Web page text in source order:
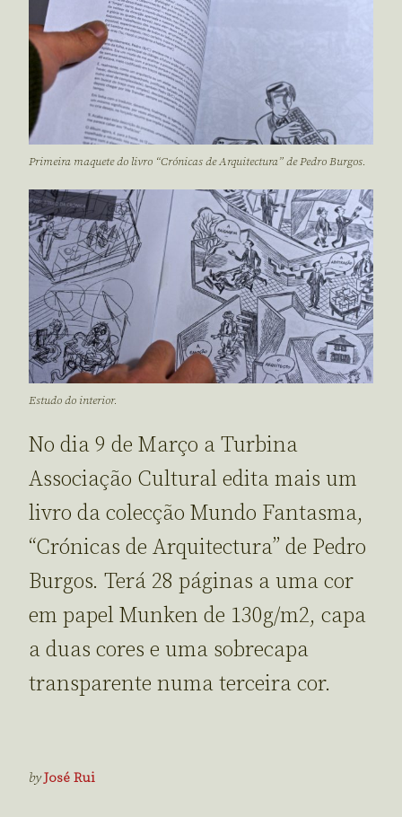
Primeira maquete do livro “Crónicas de Arquitectura” de Pedro Burgos.
Estudo do interior.
No dia 9 de Março a Turbina
Associação Cultural edita mais um
livro da colecção Mundo Fantasma,
“Crónicas de Arquitectura” de Pedro
Burgos. Terá 28 páginas a uma cor
em papel Munken de 130g/m2, capa
a duas cores e uma sobrecapa
transparente numa terceira cor.
byJosé Rui